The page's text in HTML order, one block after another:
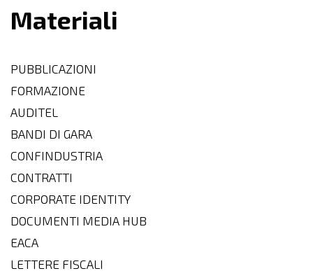
Materiali
PUBBLICAZIONI
FORMAZIONE
AUDITEL
BANDI DI GARA
CONFINDUSTRIA
CONTRATTI
CORPORATE IDENTITY
DOCUMENTI MEDIA HUB
EACA
LETTERE FISCALI